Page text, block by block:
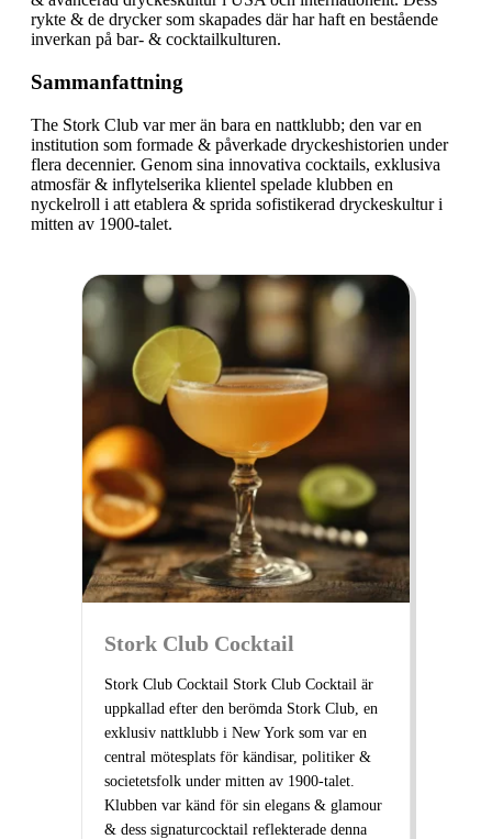
rykte & de drycker som skapades där har haft en bestående
inverkan på bar- & cocktailkulturen.
Sammanfattning
The Stork Club var mer än bara en nattklubb; den var en
institution som formade & påverkade dryckeshistorien under
flera decennier. Genom sina innovativa cocktails, exklusiva
atmosfär & inflytelserika klientel spelade klubben en
nyckelroll i att etablera & sprida sofistikerad dryckeskultur i
mitten av 1900-talet.
Stork Club Cocktail
Stork Club Cocktail Stork Club Cocktail är
uppkallad efter den berömda Stork Club, en
exklusiv nattklubb i New York som var en
central mötesplats för kändisar, politiker &
societetsfolk under mitten av 1900-talet.
Klubben var känd för sin elegans & glamour
& dess signaturcocktail reflekterade denna